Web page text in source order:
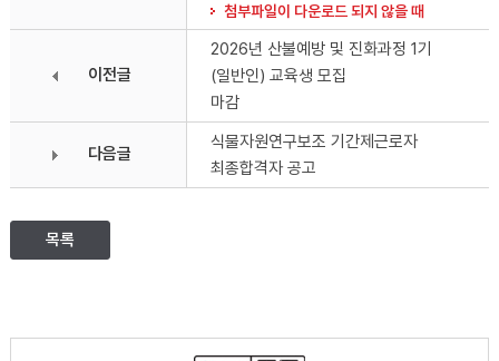
첨부파일이 다운로드 되지 않을 때
이전글
2026년 산불예방 및 진화과정 1기
(일반인) 교육생 모집
마감
다음글
식물자원연구보조 기간제근로자
최종합격자 공고
목록